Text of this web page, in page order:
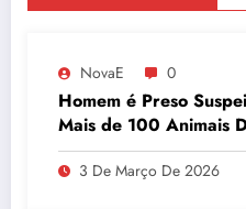
NovaE 0
Homem é Preso
Mais de 100 Animais
3 De Março De 2026